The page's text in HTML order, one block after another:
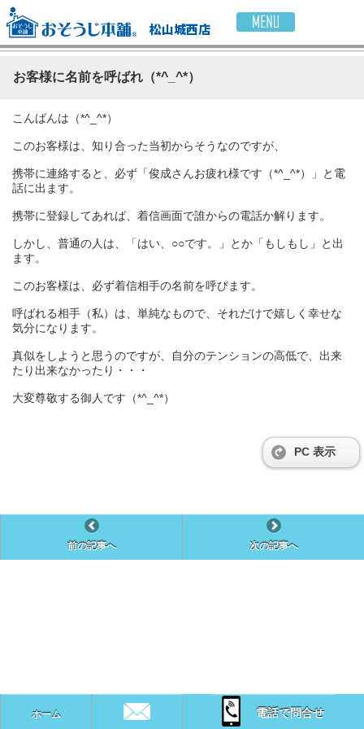
松山城西店
お客様に名前を呼ばれ（*^_^*）
こんばんは（*^_^*）
このお客様は、知り合った当初からそうなのですが、
携帯に連絡すると、必ず「俊成さんお疲れ様です（*^_^*）」と電
話に出ます。
携帯に登録してあれば、着信画面で誰からの電話か解ります。
しかし、普通の人は、「はい、○○です。」とか「もしもし」と出
ます。
このお客様は、必ず着信相手の名前を呼びます。
呼ばれる相手（私）は、単純なもので、それだけで嬉しく幸せな
気分になります。
真似をしようと思うのですが、自分のテンションの高低で、出来
たり出来なかったり・・・
大変尊敬する御人です（*^_^*）
PC 表示
前の記事へ 次の記事へ
ホーム 電話で問合せ